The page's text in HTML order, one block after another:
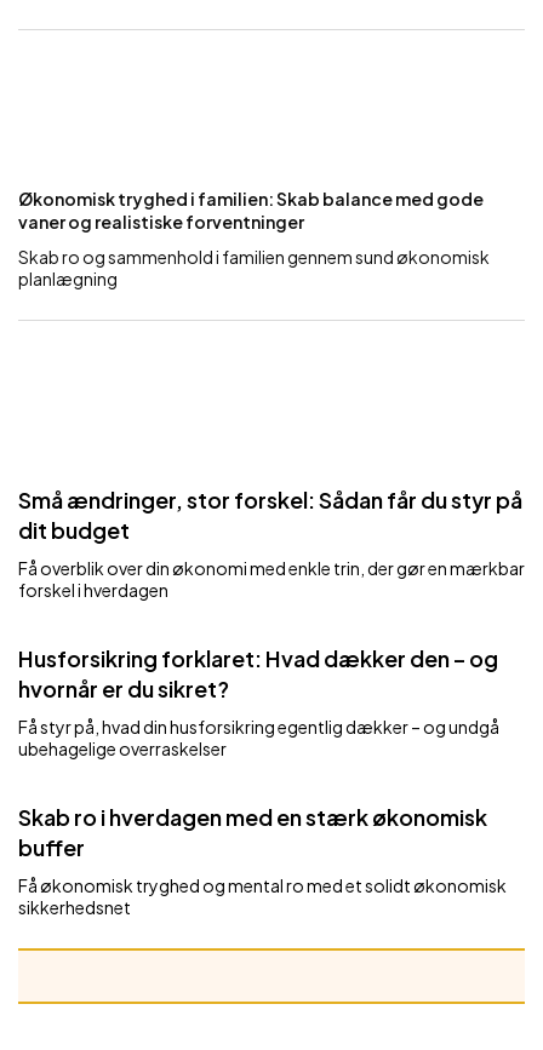
Økonomisk tryghed i familien: Skab balance med gode
vaner og realistiske forventninger
Skab ro og sammenhold i familien gennem sund økonomisk
planlægning
Små ændringer, stor forskel: Sådan får du styr på
dit budget
Få overblik over din økonomi med enkle trin, der gør en mærkbar
forskel i hverdagen
Husforsikring forklaret: Hvad dækker den – og
hvornår er du sikret?
Få styr på, hvad din husforsikring egentlig dækker – og undgå
ubehagelige overraskelser
Skab ro i hverdagen med en stærk økonomisk
buffer
Få økonomisk tryghed og mental ro med et solidt økonomisk
sikkerhedsnet